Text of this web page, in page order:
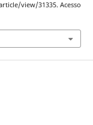
view/31335. Acesso